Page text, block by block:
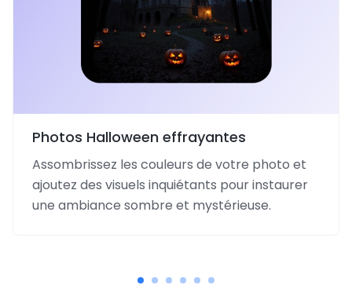
Photos Halloween effrayantes
Assombrissez les couleurs de votre photo et
ajoutez des visuels inquiétants pour instaurer
une ambiance sombre et mystérieuse.